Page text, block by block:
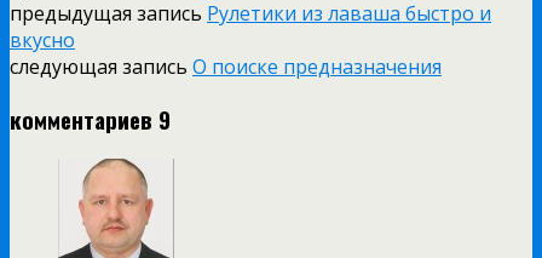
предыдущая запись Рулетики из лаваша быстро и
вкусно
следующая запись О поиске предназначения
комментариев 9